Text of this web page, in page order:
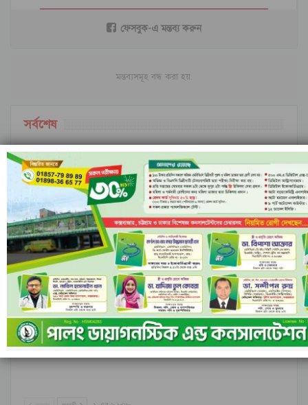
ফেসবুক-এ মন্তব্য করুন
মন্তব্যসমূহ বন্ধ করা হয়.
সর্বশেষ
ইরানি ক্ষেপণাস্ত্রের অপেক্ষায় ইসরাইল; বৈরুত হামলার
পর বাড়ছে…
ইসলামী ব্যাংকের পরিচালনা পর্ষদ বাতিল ঘোষণা
নীল ঢেউয়ের জোয়ারে গোল করে ইতিহাস কুরাসাওয়ের
রাঙামাটির বরকলে নৌকাডুবি, নিখোঁজ ১